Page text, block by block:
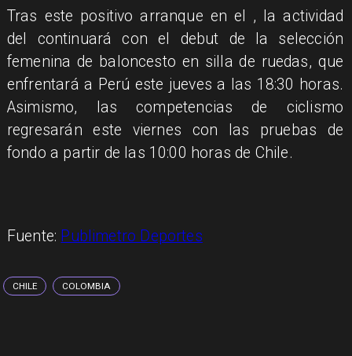
Tras este positivo arranque en el , la actividad
del continuará con el debut de la selección
femenina de baloncesto en silla de ruedas, que
enfrentará a Perú este jueves a las 18:30 horas.
Asimismo, las competencias de ciclismo
regresarán este viernes con las pruebas de
fondo a partir de las 10:00 horas de Chile.
Fuente: Publimetro Deportes
CHILE COLOMBIA